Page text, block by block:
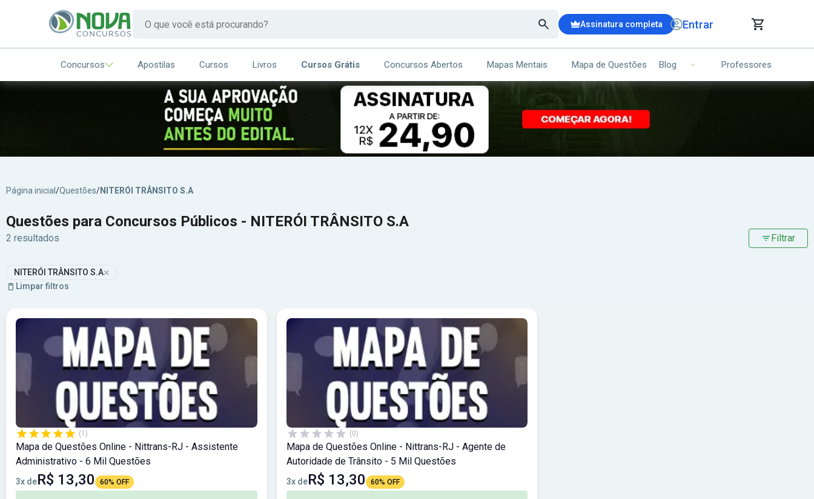
Assinatura completa Entrar
CARRINHO DE COMPRAS
ITENS (00)
Seu carrinho ainda está vazio.
Concursos Apostilas Cursos Livros Cursos Grátis Concursos Abertos Mapas Mentais Mapa de Questões Blog Professores
Página inicial /Questões/NITERÓI TRÂNSITO S.A
Questões para Concursos Públicos - NITERÓI TRÂNSITO S.A
2 resultados Filtrar
NITERÓI TRÂNSITO S.A×
Limpar filtros
(1)
Mapa de Questões Online - Nittrans-RJ - Assistente
Administrativo - 6 Mil Questões
3x deR$ 13,30 60% OFF
(0)
Mapa de Questões Online - Nittrans-RJ - Agente de
Autoridade de Trânsito - 5 Mil Questões
3x deR$ 13,30 60% OFF